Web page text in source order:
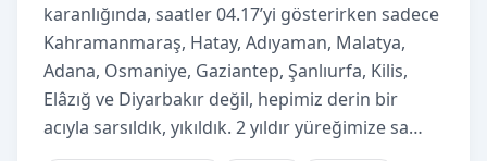
karanlığında, saatler 04.17’yi gösterirken sadece
Kahramanmaraş, Hatay, Adıyaman, Malatya,
Adana, Osmaniye, Gaziantep, Şanlıurfa, Kilis,
Elâzığ ve Diyarbakır değil, hepimiz derin bir
acıyla sarsıldık, yıkıldık. 2 yıldır yüreğimize sa…